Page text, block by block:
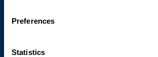
Preferences
Statistics
โซลูชันการเข้ารหัสอุตสาหกรรมของเราผสาน
การผลิตของคุณได้อย่างราบรื่นเพื่อการทํางา